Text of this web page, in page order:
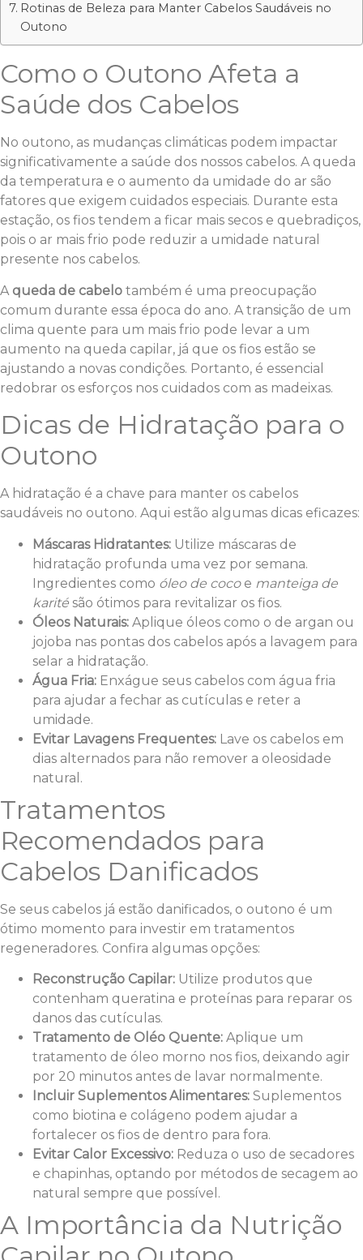
Rotinas de Beleza para Manter Cabelos Saudáveis no
Outono
Como o Outono Afeta a
Saúde dos Cabelos
No outono, as mudanças climáticas podem impactar
significativamente a saúde dos nossos cabelos. A queda
da temperatura e o aumento da umidade do ar são
fatores que exigem cuidados especiais. Durante esta
estação, os fios tendem a ficar mais secos e quebradiços,
pois o ar mais frio pode reduzir a umidade natural
presente nos cabelos.
A queda de cabelo também é uma preocupação
comum durante essa época do ano. A transição de um
clima quente para um mais frio pode levar a um
aumento na queda capilar, já que os fios estão se
ajustando a novas condições. Portanto, é essencial
redobrar os esforços nos cuidados com as madeixas.
Dicas de Hidratação para o
Outono
A hidratação é a chave para manter os cabelos
saudáveis no outono. Aqui estão algumas dicas eficazes:
Máscaras Hidratantes: Utilize máscaras de
hidratação profunda uma vez por semana.
Ingredientes como óleo de cocoe manteiga de
karité são ótimos para revitalizar os fios.
Óleos Naturais: Aplique óleos como o de argan ou
jojoba nas pontas dos cabelos após a lavagem para
selar a hidratação.
Água Fria: Enxágue seus cabelos com água fria
para ajudar a fechar as cutículas e reter a
umidade.
Evitar Lavagens Frequentes: Lave os cabelos em
dias alternados para não remover a oleosidade
natural.
Tratamentos
Recomendados para
Cabelos Danificados
Se seus cabelos já estão danificados, o outono é um
ótimo momento para investir em tratamentos
regeneradores. Confira algumas opções:
Reconstrução Capilar: Utilize produtos que
contenham queratina e proteínas para reparar os
danos das cutículas.
Tratamento de Oléo Quente: Aplique um
tratamento de óleo morno nos fios, deixando agir
por 20 minutos antes de lavar normalmente.
Incluir Suplementos Alimentares: Suplementos
como biotina e colágeno podem ajudar a
fortalecer os fios de dentro para fora.
Evitar Calor Excessivo: Reduza o uso de secadores
e chapinhas, optando por métodos de secagem ao
natural sempre que possível.
A Importância da Nutrição